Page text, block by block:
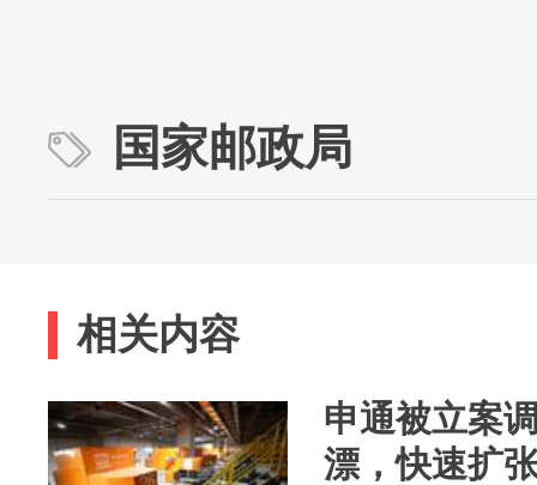
国家邮政局
相关内容
申通被立案
漂，快速扩